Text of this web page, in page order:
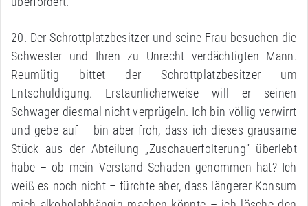
20. Der Schrottplatzbesitzer und seine Frau besuchen die
Schwester und Ihren zu Unrecht verdächtigten Mann.
Reumütig bittet der Schrottplatzbesitzer um
Entschuldigung. Erstaunlicherweise will er seinen
Schwager diesmal nicht verprügeln. Ich bin völlig verwirrt
und gebe auf – bin aber froh, dass ich dieses grausame
Stück aus der Abteilung „Zuschauerfolterung“ überlebt
habe – ob mein Verstand Schaden genommen hat? Ich
weiß es noch nicht – fürchte aber, dass längerer Konsum